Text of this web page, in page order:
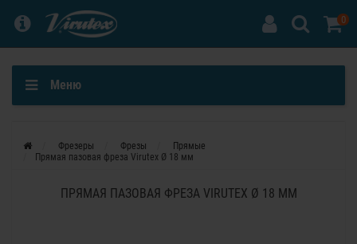
0
Меню
Фрезеры Фрезы
Прямые
Прямая пазовая фреза Virutex Ø 18 мм
ПРЯМАЯ ПАЗОВАЯ ФРЕЗА VIRUTEX Ø 18 ММ